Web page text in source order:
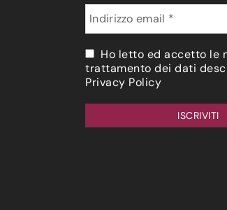
Ho letto ed accetto le
trattamento dei dati
Privacy Policy